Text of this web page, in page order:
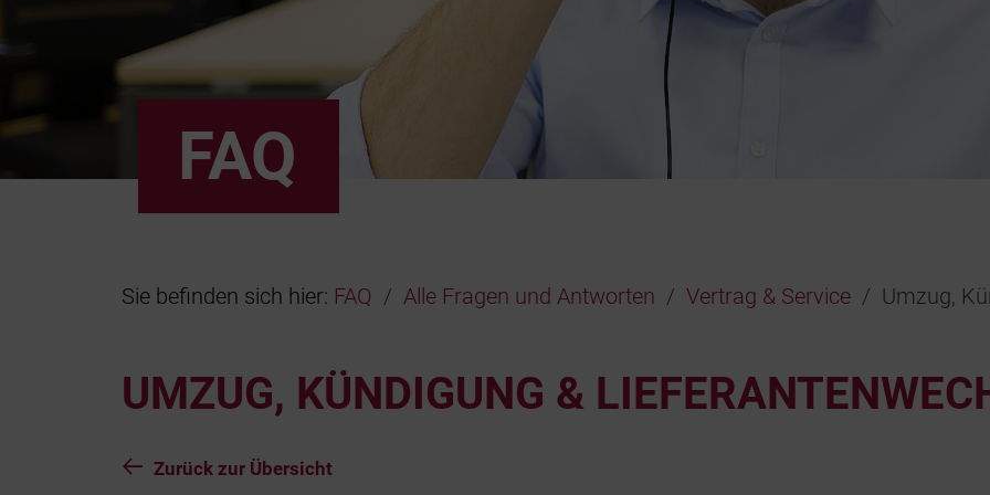
FAQ
Sie befinden sich hier: FAQ Alle Fragen und Antworten Vertrag & Service Umzug,
UMZUG, KÜNDIGUNG &
Zurück zur Übersicht